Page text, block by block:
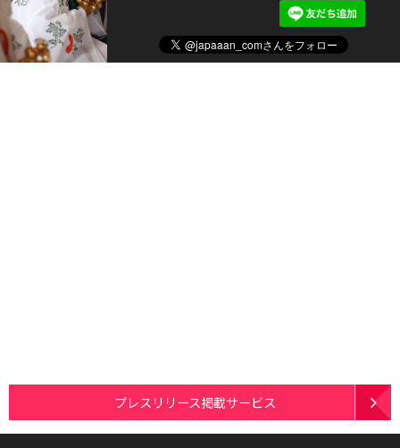
プレスリリース掲載サービス